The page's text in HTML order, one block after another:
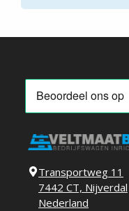
Transportweg 11
7442 CT, Nijverdal
Nederland